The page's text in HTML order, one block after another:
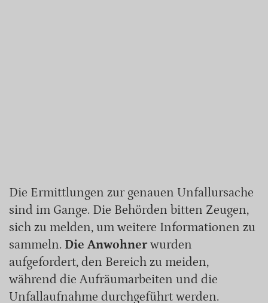
Die Ermittlungen zur genauen Unfallursache
sind im Gange. Die Behörden bitten Zeugen,
sich zu melden, um weitere Informationen zu
sammeln. Die Anwohner wurden
aufgefordert, den Bereich zu meiden,
während die Aufräumarbeiten und die
Unfallaufnahme durchgeführt werden.